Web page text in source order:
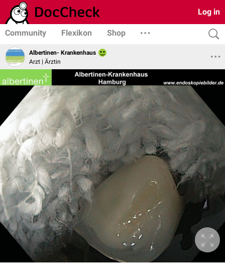
Log in
Community Flexikon Shop
Albertinen- Krankenhaus
Arzt | Ärztin